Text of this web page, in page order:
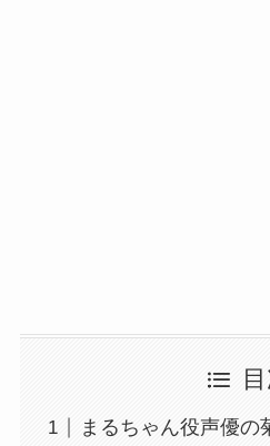
まるちゃん役声優の